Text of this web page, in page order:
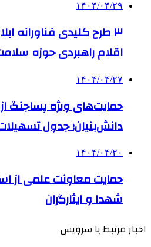
۱۴۰۴/۰۴/۲۹
۳ طرح کلیدی فناورانه
اقلام راهبردی حوزه
۱۴۰۴/۰۴/۲۷
حمایت‌های ویژه پساجنگ
دانش‌بنیان؛ جدول
۱۴۰۴/۰۴/۲۰
حمایت معاونت علمی از
شهدا و ایثارگران
اخبار مرتبط با سرویس